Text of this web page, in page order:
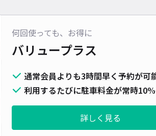
何回使っても、お得に
バリュープラス
通常会員よりも3時間早く予約が可
利用するたびに駐車料金が常時
詳しく見る